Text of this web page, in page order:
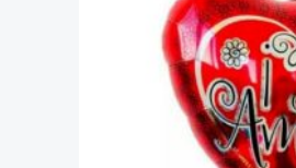
$ 4.000.$ 2.800.